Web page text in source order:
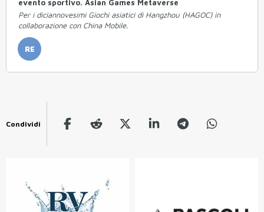
evento sportivo. Asian Games Metaverse
Per i diciannovesimi Giochi asiatici di Hangzhou (HAGOC) in
collaborazione con China Mobile.
RE
Condividi